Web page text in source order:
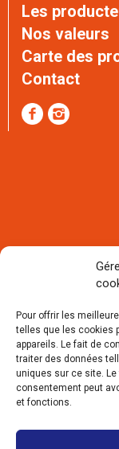
Pour offrir les
telles que les cookies
appareils. Le fait de
traiter des données
uniques sur ce site.
consentement peut
et fonctions.
Les
Nos valeurs
Carte des
Contact